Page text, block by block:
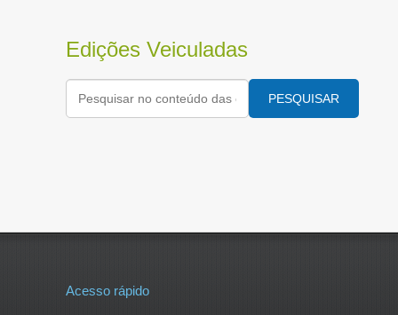
Edições Veiculadas
PESQUISAR
Acesso rápido